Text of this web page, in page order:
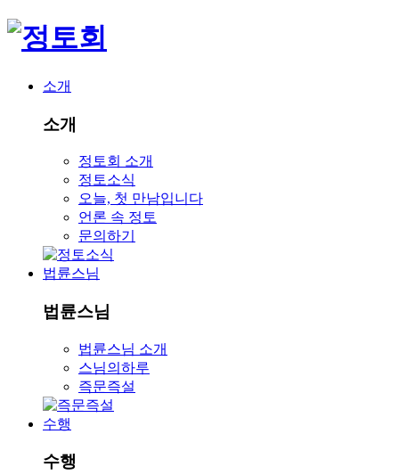
소개
소개
정토회 소개
정토소식
오늘, 첫 만남입니다
언론 속 정토
문의하기
법륜스님
법륜스님
법륜스님 소개
스님의하루
즉문즉설
수행
수행